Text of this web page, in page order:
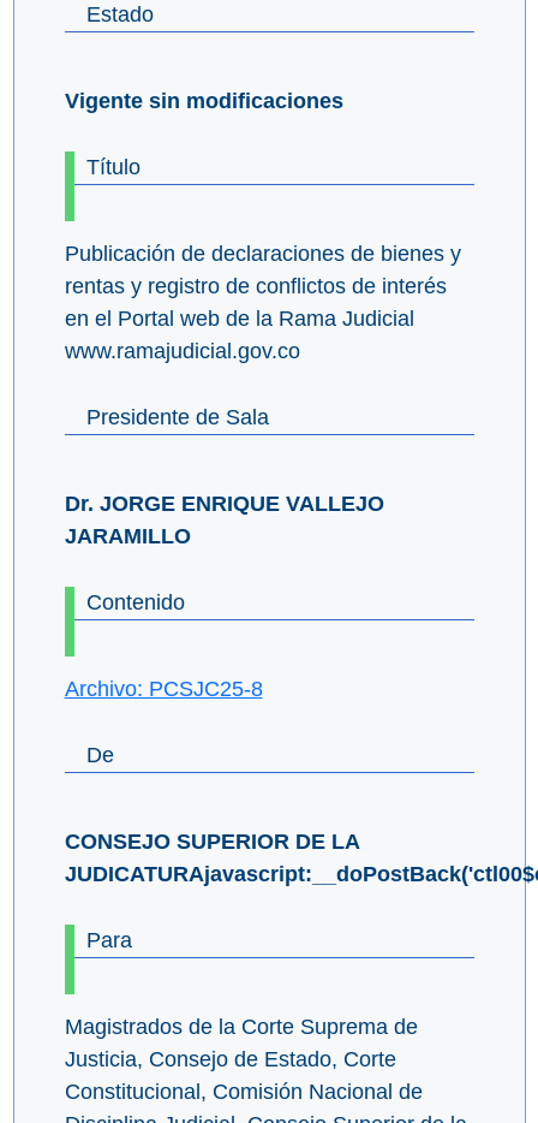
Estado
Vigente sin modificaciones
Título
Publicación de declaraciones de bienes y
rentas y registro de conflictos de interés
en el Portal web de la Rama Judicial
www.ramajudicial.gov.co
Presidente de Sala
Dr. JORGE ENRIQUE VALLEJO
JARAMILLO
Contenido
Archivo: PCSJC25-8
De
CONSEJO SUPERIOR DE LA
Para
Magistrados de la Corte Suprema de
Justicia, Consejo de Estado, Corte
Constitucional, Comisión Nacional de